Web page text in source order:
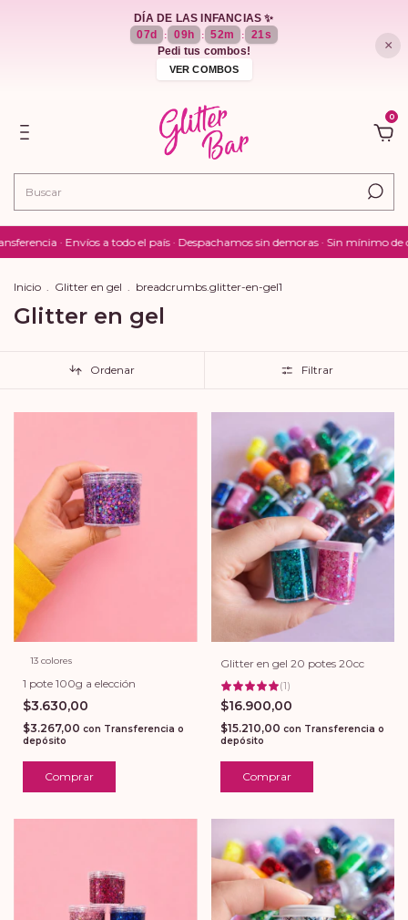
×
DÍA DE LAS INFANCIAS ✨
07d : 09h : 52m : 20s
Pedi tus combos!
VER COMBOS
0
· Envíos a todo el país · Despachamos sin demoras · Sin mínimo de
Inicio . Glitter en gel . breadcrumbs.glitter-en-gel1
Glitter en gel
Ordenar Filtrar
13 colores
1 pote 100g a elección
$3.630,00
$3.267,00 con Transferencia o
depósito
Comprar
Glitter en gel 20 potes 20cc
(1)
$16.900,00
$15.210,00 con Transferencia o
depósito